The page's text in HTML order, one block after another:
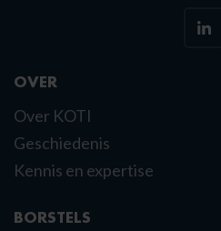
OVER
Over KOTI
Geschiedenis
Kennis en expertise
BORSTELS